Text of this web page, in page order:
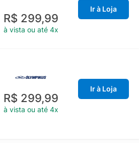
R$ 299,99
à vista ou até 4x
Ir à Loja
R$ 299,99
à vista ou até 4x
Ir à Loja